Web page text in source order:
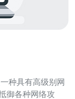
御各种网络攻